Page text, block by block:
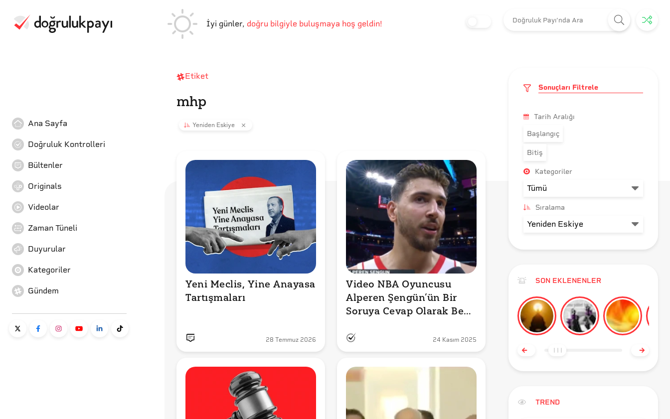
İyi günler, doğru bilgiyle buluşmaya hoş geldin!
Ana Sayfa
Doğruluk Kontrolleri
Bültenler
Originals
Videolar
Zaman Tüneli
Duyurular
Kategoriler
Gündem
Etiket
mhp
Yeniden Eskiye
Yeni Meclis, Yine Anayasa
Tartışmaları
28 Temmuz 2026
Video NBA Oyuncusu
Alperen Şengün’ün Bir
Soruya Cevap Olarak Ben
Gösteriyor?
24 Kasım 2025
Sonuçları Filtrele
Tarih Aralığı
Başlangıç
Bitiş
Kategoriler
Sıralama
SON EKLENENLER
TREND